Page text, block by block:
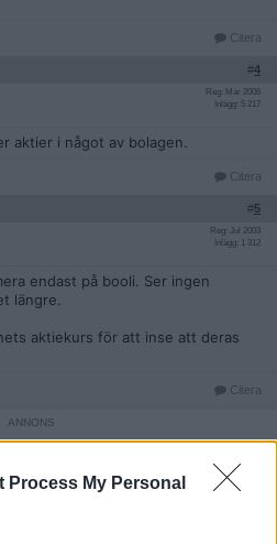
Process My Personal
Citera
#4
Reg: Mar 2006
Inlägg: 5 217
aktier i något av bolagen.
Citera
#5
Reg: Jul 2003
Inlägg: 1 312
endast på booli. Ser ingen
längre.
aktiekurs för att inse att deras
Citera
Reg: Jun 2024